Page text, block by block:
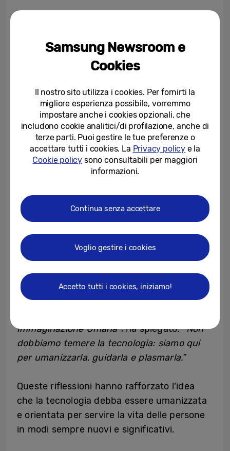
Il panel ha poi esplorato come l’intelligenza
artificiale possa aprire nuove possibilità
espressive quando viene guidata dai valori
convinzione che l’IA raggiunga il suo vero
potenziale quando è orientata
dall’Intelligenza Emotiva e
dall’Immaginazione Umana, non come
sostituto della creatività umana, ma come
forza in grado di amplificarla.
Porcini ha sintetizzato questo approccio
nella formula “AI × (EI + HI)”, un equilibrio tra
Umana per dare significato all’innovazione.
“Quando progettiamo e sviluppiamo, l’IA
viene amplificata dall’Intelligenza Emotiva e
dall’Immaginazione Umana. E quando le
persone utilizzano i prodotti, l’IA amplifica a
Immaginazione Umana”, ha spiegato. “Non
dobbiamo temere la tecnologia: siamo qui
per umanizzarla, guidarla e plasmarla.”
Queste riflessioni hanno rafforzato l’idea
che la tecnologia debba essere umanizzata
e orientata per servire la vita delle persone
in modi sempre nuovi e significativi.
Samsung Newsroom e
Cookies
Il nostro sito utilizza i cookies. Per fornirti la
migliore esperienza possibile, vorremmo
impostare anche i cookies opzionali, che
includono cookie analitici/di profilazione, anche di
terze parti. Puoi gestire le tue preferenze o
accettare tutti i cookies. La Privacy policye la
Cookie policy sono consultabili per maggiori
informazioni.
Continua senza accettare
Voglio gestire i cookies
Accetto tutti i cookies, iniziamo!